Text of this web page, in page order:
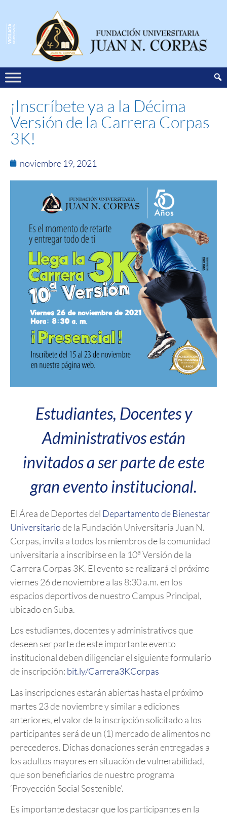
¡Inscríbete ya a la Décima
Versión de la Carrera Corpas
3K!
noviembre 19, 2021
Estudiantes, Docentes y
Administrativos están
invitados a ser parte de este
gran evento institucional.
El Área de Deportes del Departamento de Bienestar
Universitariode la Fundación Universitaria Juan N.
Corpas, invita a todos los miembros de la comunidad
universitaria a inscribirse en la 10a Versión de la
Carrera Corpas 3K. El evento se realizará el próximo
viernes 26 de noviembre a las 8:30 a.m. en los
espacios deportivos de nuestro Campus Principal,
ubicado en Suba.
Los estudiantes, docentes y administrativos que
deseen ser parte de este importante evento
institucional deben diligenciar el siguiente formulario
de inscripción: bit.ly/Carrera3KCorpas
Las inscripciones estarán abiertas hasta el próximo
martes 23 de noviembre y similar a ediciones
anteriores, el valor de la inscripción solicitado a los
participantes será de un (1) mercado de alimentos no
perecederos. Dichas donaciones serán entregadas a
los adultos mayores en situación de vulnerabilidad,
que son beneficiarios de nuestro programa
‘Proyección Social Sostenible’.
Es importante destacar que los participantes en la